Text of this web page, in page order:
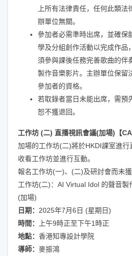
上所有法律責任，任何此類
辦單位無關。
參加者必需準時出席，並確保
學及分組創作活動以完成作品
須參與課後任務完善歌曲的伴
製作音樂影片。主辦單位保留
參加者的資格。
若取錄者當日未能出席，需預
恕不獲退回。
工作坊 (二) 直播視訊會議(加場)【
加場的工作坊(二)將於HKDI課室進
收看工作坊並進行互動。
報名工作坊(一)、(二)及研討會而未獲
工作坊(二)：AI Virtual Idol 的聲音製
(加場)
日期： 2025年7月6日 (星期日)
時間：
上午9時正至下午1時正
地點： 香港知專設計學院
導師： 麥振鴻